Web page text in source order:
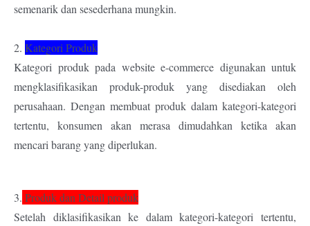
semenarik dan sesederhana mungkin.
2. Kategori Produk
Kategori produk pada website e-commerce digunakan untuk
mengklasifikasikan produk-produk yang disediakan oleh
perusahaan. Dengan membuat produk dalam kategori-kategori
tertentu, konsumen akan merasa dimudahkan ketika akan
mencari barang yang diperlukan.
3. Produk dan Detail produk
Setelah diklasifikasikan ke dalam kategori-kategori tertentu,